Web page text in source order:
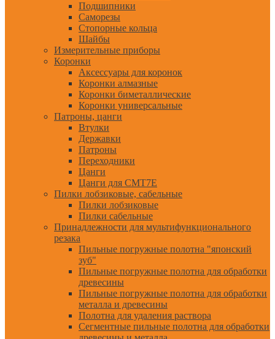
Подшипники
Саморезы
Стопорные кольца
Шайбы
Измерительные приборы
Коронки
Аксессуары для коронок
Коронки алмазные
Коронки биметаллические
Коронки универсальные
Патроны, цанги
Втулки
Державки
Патроны
Переходники
Цанги
Цанги для CMT7E
Пилки лобзиковые, сабельные
Пилки лобзиковые
Пилки сабельные
Принадлежности для мультифункционального
резака
Пильные погружные полотна "японский
зуб"
Пильные погружные полотна для обработки
древесины
Пильные погружные полотна для обработки
металла и древесины
Полотна для удаления раствора
Сегментные пильные полотна для обработки